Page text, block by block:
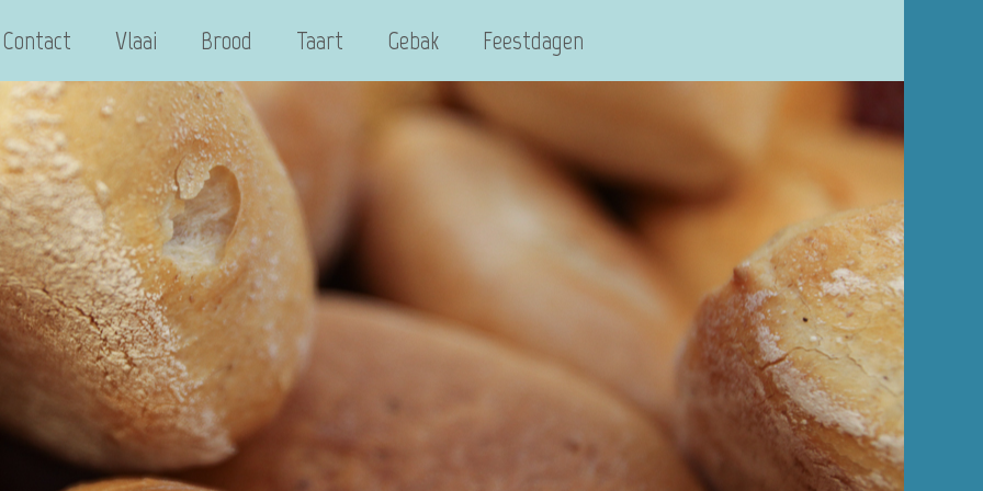
Contact Vlaai Brood Taart Gebak Feestdagen